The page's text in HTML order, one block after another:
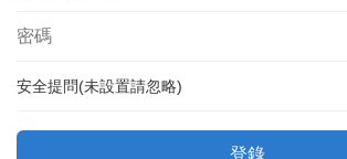
安全提問(未設置請忽略)
登錄